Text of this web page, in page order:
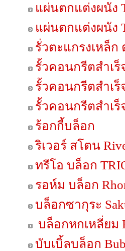
แผ่นตกแต่งผนัง
แผ่นตกแต่งผนัง
รั่วตะแกรงเหล็ก
รั้วคอนกรีตสำเร็
รั้วคอนกรีตสำเร็
รั้วคอนกรีตสำเร็
ร้อกกี้บล็อก
ริเวอร์ สโตน
ทรีโอ บล็อก
รอห์ม บล็อก
บล็อกซากุระ
บล็อกหกเหลี่ยม
บับเบิ้ลบล็อก